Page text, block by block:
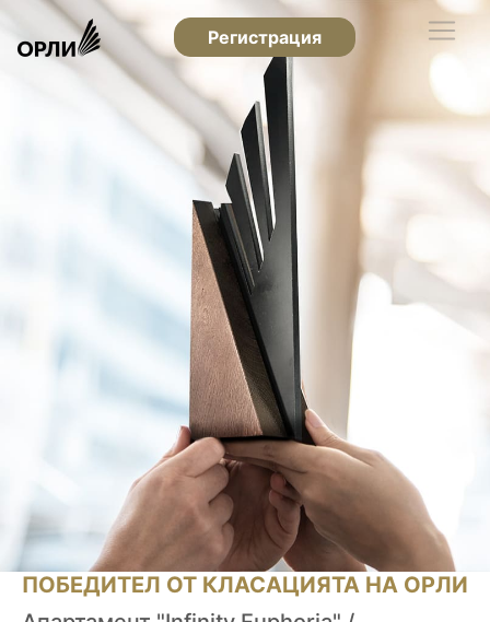
Регистрация
ПОБЕДИТЕЛ ОТ КЛАСАЦИЯТА НА ОРЛИ